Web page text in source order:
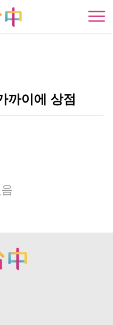
開
까이에 상점